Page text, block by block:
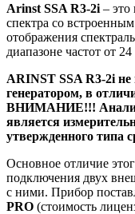
Arinst SSA R3-2i – это
спектра со
отображения
диапазоне частот от
ARINST SSA R3-2i не
генератором, в
ВНИМАНИЕ!!!
является
утвержденного типа
Основное отличие
подключения двух
с ними. Прибор
PRO (стоимость